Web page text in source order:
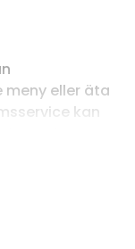
eller äta
kan